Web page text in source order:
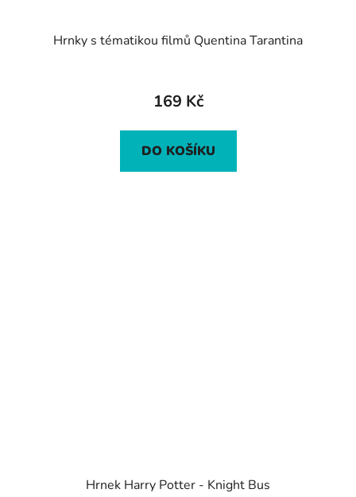
Hrnky s tématikou filmů Quentina Tarantina
169 Kč
DO KOŠÍKU
Hrnek Harry Potter - Knight Bus